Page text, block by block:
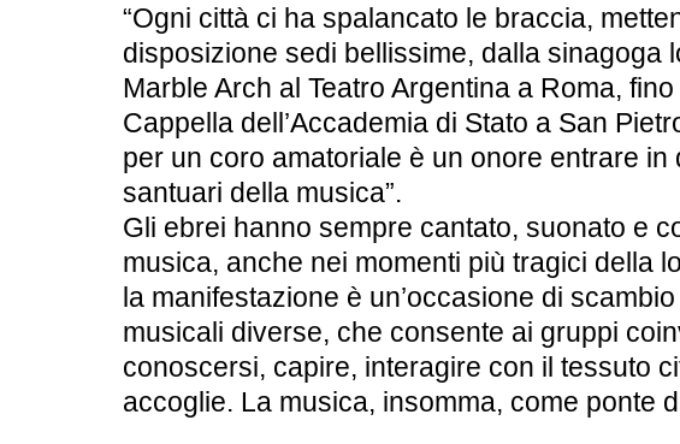
“Ogni città ci ha spalancato le braccia,
disposizione sedi bellissime, dalla sinagoga
Marble Arch al Teatro Argentina a Roma,
Cappella dell’Accademia di Stato a San
per un coro amatoriale è un onore entrare in
santuari della musica”.
Gli ebrei hanno sempre cantato, suonato e
musica, anche nei momenti più tragici della
la manifestazione è un’occasione di
musicali diverse, che consente ai gruppi
conoscersi, capire, interagire con il tessuto
accoglie. La musica, insomma, come ponte